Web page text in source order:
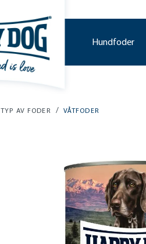
Hundfoder
TYP AV FODER / VÅTFODER